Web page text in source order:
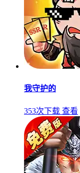
我守护的
353次下载 查看